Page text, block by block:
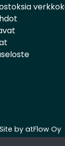
by atFlow Oy